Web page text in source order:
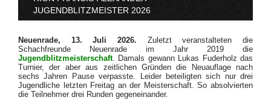
JUGENDBLITZMEISTER 2026
Neuenrade, 13. Juli 2026. Zuletzt veranstalteten die
Schachfreunde Neuenrade im Jahr 2019 die
Jugendblitzmeisterschaft. Damals gewann Lukas Fuderholz das
Turnier, der aber aus zeitlichen Gründen die Neuauflage nach
sechs Jahren Pause verpasste. Leider beteiligten sich nur drei
Jugendliche letzten Freitag an der Meisterschaft. So absolvierten
die Teilnehmer drei Runden gegeneinander.